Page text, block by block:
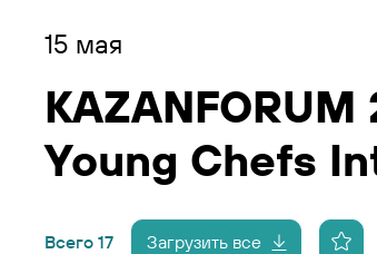
15 мая
Young Chefs
Всего 17 Загрузить все